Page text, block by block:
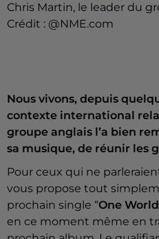
Chris Martin, le leader du
Crédit : @NME.com
Nous vivons, depuis
contexte international
groupe anglais l’a bien
sa musique, de réunir les
Pour ceux qui ne
vous propose tout
prochain single “One World
en ce moment même en